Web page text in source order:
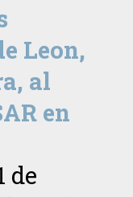
Leon,
al
en
de